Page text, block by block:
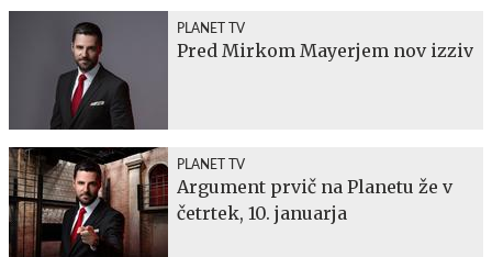
PLANET TV
Pred Mirkom Mayerjem nov izziv
PLANET TV
Argument prvič na Planetu že v
četrtek, 10. januarja